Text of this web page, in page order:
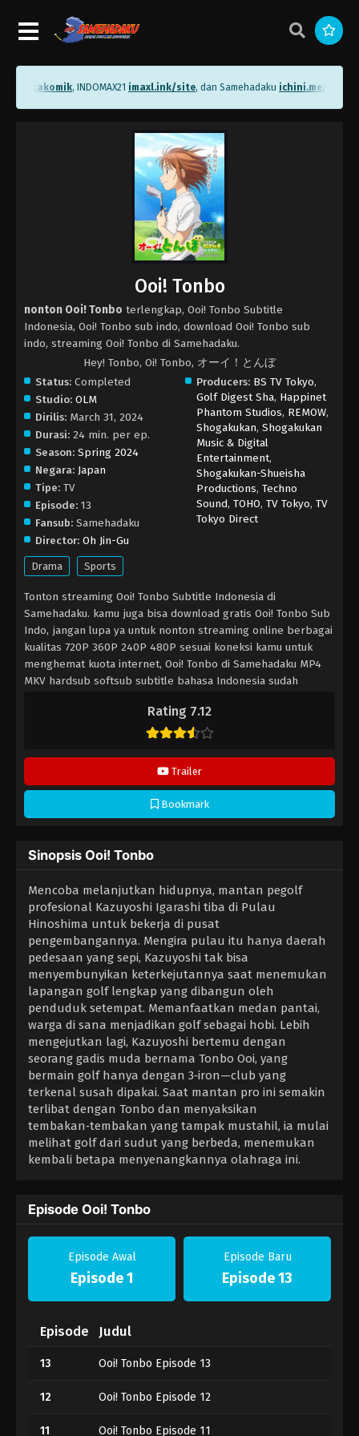
bacakomik, INDOMAX21imaxl.ink/site, dan Samehadakuichini.me/
Rating 7.12
Trailer
Bookmark
Ooi! Tonbo
nonton Ooi! Tonbo terlengkap, Ooi! Tonbo Subtitle
Indonesia, Ooi! Tonbo sub indo, download Ooi! Tonbo sub
indo, streaming Ooi! Tonbo di Samehadaku.
Hey! Tonbo, Oi! Tonbo, オーイ！とんぼ
Status: Completed
Studio: OLM
Dirilis: March 31, 2024
Durasi: 24 min. per ep.
Season: Spring 2024
Negara: Japan
Tipe: TV
Episode: 13
Fansub: Samehadaku
Director: Oh Jin-Gu
Producers: BS TV Tokyo,
Golf Digest Sha, Happinet
Phantom Studios, REMOW,
Shogakukan,Shogakukan
Music & Digital
Entertainment,
Shogakukan-Shueisha
Productions,Techno
Sound,TOHO,TV Tokyo,TV
Tokyo Direct
Drama Sports
Tonton streaming Ooi! Tonbo Subtitle Indonesia di
Samehadaku. kamu juga bisa download gratis Ooi! Tonbo Sub
Indo, jangan lupa ya untuk nonton streaming online berbagai
kualitas 720P 360P 240P 480P sesuai koneksi kamu untuk
menghemat kuota internet, Ooi! Tonbo di Samehadaku MP4
MKV hardsub softsub subtitle bahasa Indonesia sudah
Sinopsis Ooi! Tonbo
Mencoba melanjutkan hidupnya, mantan pegolf
profesional Kazuyoshi Igarashi tiba di Pulau
Hinoshima untuk bekerja di pusat
pengembangannya. Mengira pulau itu hanya daerah
pedesaan yang sepi, Kazuyoshi tak bisa
menyembunyikan keterkejutannya saat menemukan
lapangan golf lengkap yang dibangun oleh
penduduk setempat. Memanfaatkan medan pantai,
warga di sana menjadikan golf sebagai hobi. Lebih
mengejutkan lagi, Kazuyoshi bertemu dengan
seorang gadis muda bernama Tonbo Ooi, yang
bermain golf hanya dengan 3‑iron—club yang
terkenal susah dipakai. Saat mantan pro ini semakin
terlibat dengan Tonbo dan menyaksikan
tembakan‑tembakan yang tampak mustahil, ia mulai
melihat golf dari sudut yang berbeda, menemukan
kembali betapa menyenangkannya olahraga ini.
Episode Ooi! Tonbo
Episode Awal
Episode 1
Episode Baru
Episode 13
Episode Judul
13 Ooi! Tonbo Episode 13
12 Ooi! Tonbo Episode 12
11 Ooi! Tonbo Episode 11